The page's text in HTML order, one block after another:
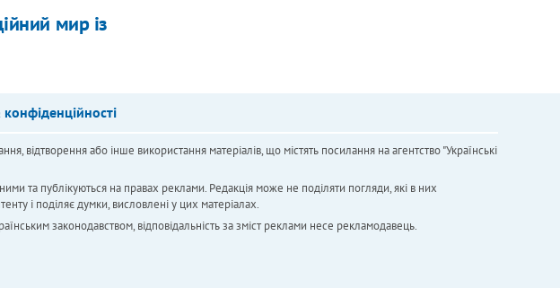
мир із
конфіденційності
відтворення або інше використання матеріалів, що містять посилання на агентство "Українськi
та публікуються на правах реклами. Редакція може не поділяти погляди, які в них
і поділяє думки, висловлені у цих матеріалах.
законодавством, відповідальність за зміст реклами несе рекламодавець.